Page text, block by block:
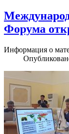
Форума
Информация о